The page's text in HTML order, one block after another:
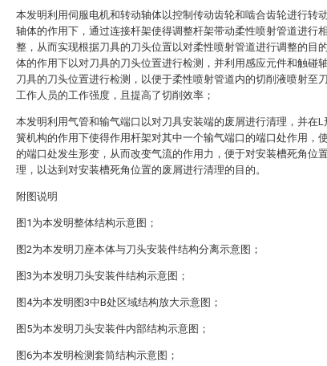
本发明利用伺服电机和转动轴体以控制传动齿轮和啮合齿轮进行转
轴体的作用下，通过连接杆架使得调整杆架带动柔性喷射管道进行
整，从而实现根据刀具的刀头位置以对柔性喷射管道进行调整的目
体的作用下以对刀具的刀头位置进行检测，并利用感应元件和触碰
刀具的刀头位置进行检测，以便于柔性喷射管道内的切削液喷射至
工作人员的工作强度，且提高了切削效率；
本发明利用气管和输气端口以对刀具安装端的废屑进行清理，并在
簧机构的作用下使得作用杆架对其中一个输气端口的端口处作用，
的端口处发生形变，从而改变气流的作用力，便于对安装槽死角位
理，以达到对安装槽死角位置的废屑进行清理的目的。
附图说明
图1为本发明整体结构示意图；
图2为本发明刀座本体与刀头安装件结构分离示意图；
图3为本发明刀头安装件结构示意图；
图4为本发明图3中B处区域结构放大示意图；
图5为本发明刀头安装件内部结构示意图；
图6为本发明检测套筒结构示意图；